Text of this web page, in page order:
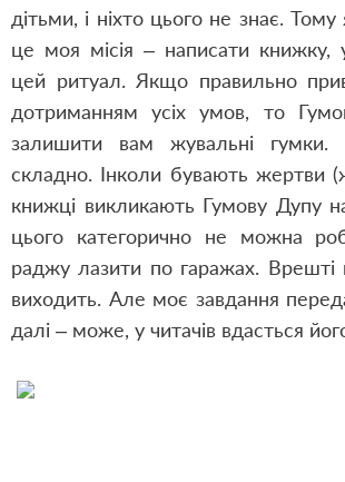
дітьми, і ніхто цього не знає.
це моя місія – написати книжку,
цей ритуал. Якщо правильно
дотриманням усіх умов, то
залишити вам жувальні
складно. Інколи бувають жертви
книжці викликають Гумову Дупу
цього категорично не можна
раджу лазити по гаражах. Врешті
виходить. Але моє завдання
далі – може, у читачів вдасться